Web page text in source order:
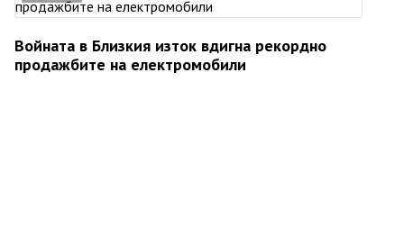
Войната в Близкия изток вдигна рекордно
продажбите на електромобили